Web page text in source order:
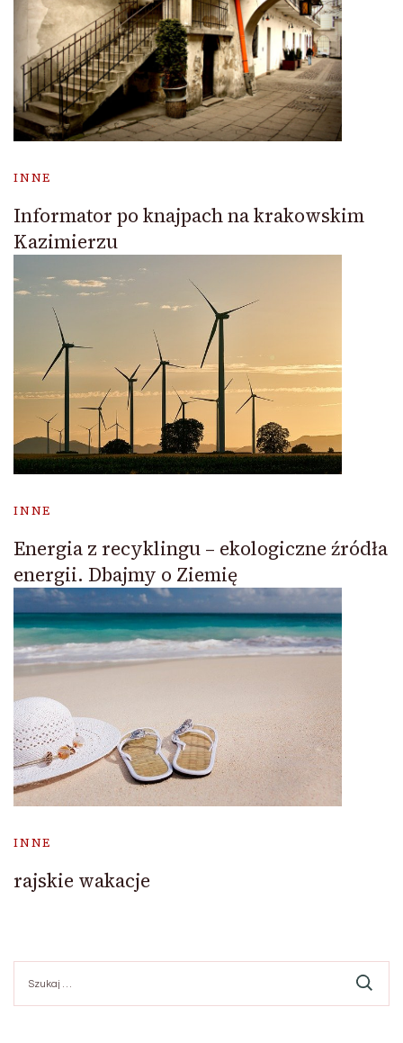
INNE
Informator po knajpach na krakowskim
Kazimierzu
INNE
Energia z recyklingu – ekologiczne źródła
energii. Dbajmy o Ziemię
INNE
rajskie wakacje